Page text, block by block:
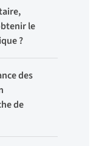
le
?
des
de